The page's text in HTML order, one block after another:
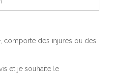
comporte des injures ou des
et je souhaite le